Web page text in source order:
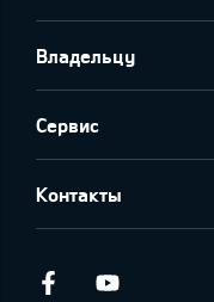
Владельцу
Сервис
Контакты
Facebook